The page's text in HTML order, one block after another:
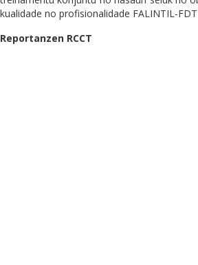
kualidade no profisionalidade FALINTIL-
Reportanzen RCCT